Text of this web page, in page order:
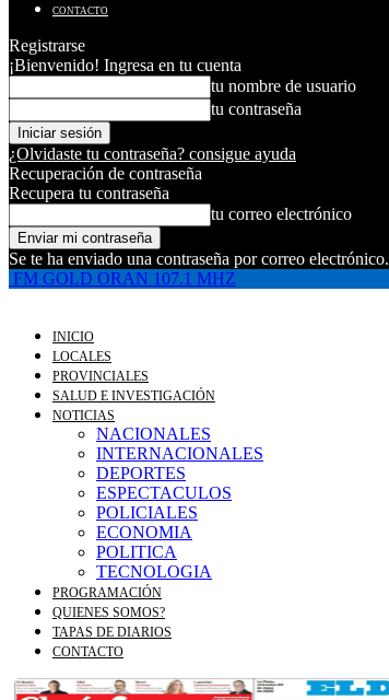
CONTACTO
Registrarse
¡Bienvenido! Ingresa en tu cuenta
tu nombre de usuario
tu contraseña
¿Olvidaste tu contraseña? consigue ayuda
Recuperación de contraseña
Recupera tu contraseña
tu correo electrónico
Se te ha enviado una contraseña por correo electrónico.
FM GOLD ORAN 107.1 MHZ
INICIO
LOCALES
PROVINCIALES
SALUD E INVESTIGACIÓN
NOTICIAS
NACIONALES
INTERNACIONALES
DEPORTES
ESPECTACULOS
POLICIALES
ECONOMIA
POLITICA
TECNOLOGIA
PROGRAMACIÓN
QUIENES SOMOS?
TAPAS DE DIARIOS
CONTACTO